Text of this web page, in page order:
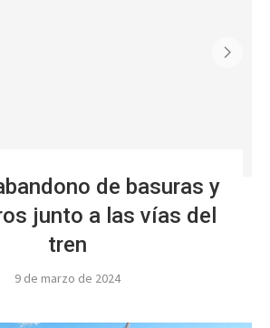
de basuras y
junto a las vías del
tren
9 de marzo de 2024